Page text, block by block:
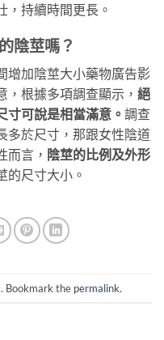
，持續時間更長。
陰莖嗎？
增加陰莖大小藥物廣告影
根據多項調查顯示， 絕
寸可說是相當滿意。 調查
多於尺寸，那跟女性陰道
而言， 陰莖的比例及外形
的尺寸大小。
. Bookmark the permalink.